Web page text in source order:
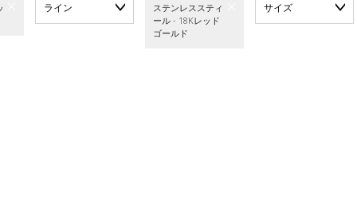
ライン
ステンレススティ
ール - 18Kレッド
ゴールド
サイズ